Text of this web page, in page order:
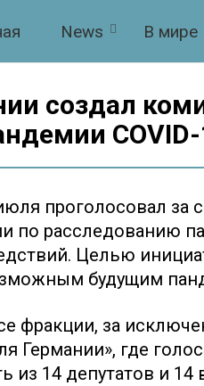
News В мире
создал
проголосовал за
по расследованию
Целью
будущим
фракции, за
Германии», где
из 14 депутатов и